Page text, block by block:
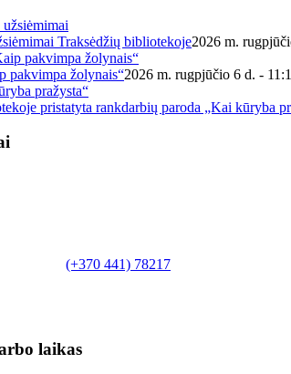
Traksėdžių bibliotekoje2026 m.
pakvimpa žolynais“2026 m. rugpjūčio 6 d. -
pristatyta rankdarbių paroda „Kai kūryba
(+370 441) 78217
laikas